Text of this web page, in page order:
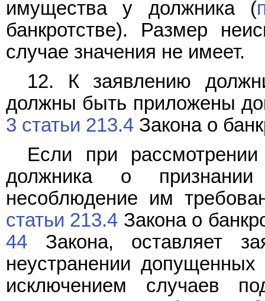
имущества у должника (
банкротстве). Размер
случае значения не имеет.
12. К заявлению
должны быть приложены
3 статьи 213.4 Закона о
Если при
должника о признании
несоблюдение им
статьи 213.4 Закона о
44 Закона, оставляет
неустранении
исключением случаев